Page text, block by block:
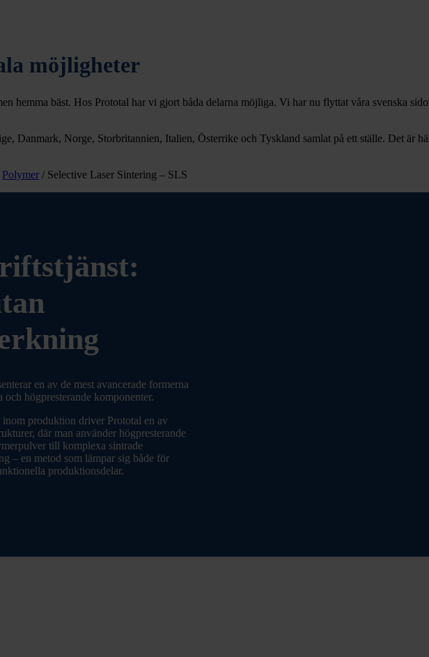
möjligheter
hemma bäst. Hos Prototal har vi gjort båda delarna möjliga. Vi har nu flyttat våra svenska
Danmark, Norge, Storbritannien, Italien, Österrike och Tyskland samlat på ett ställe. Det är
Polymer / Selective Laser Sintering – SLS
en av de mest avancerade formerna
högpresterande komponenter.
produktion driver Prototal en av
där man använder högpresterande
till komplexa sintrade
– en metod som lämpar sig både för
produktionsdelar.